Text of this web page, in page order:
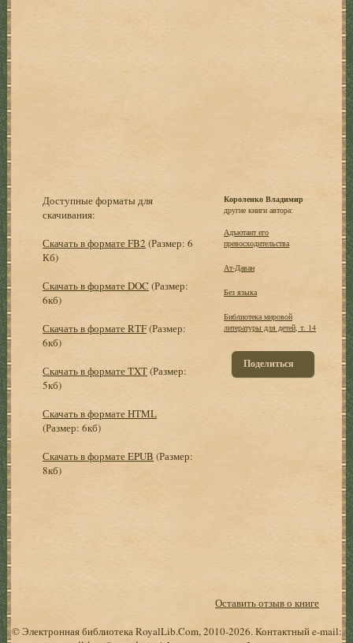
Доступные форматы для
скачивания:
Скачать в формате FB2 (Размер: 6
Кб)
Скачать в формате DOC (Размер:
6кб)
Скачать в формате RTF(Размер:
6кб)
Скачать в формате TXT(Размер:
5кб)
Скачать в формате HTML
(Размер: 6кб)
Скачать в формате EPUB (Размер:
8кб)
Короленко Владимир
другие книги автора:
Адъютант его
превосходительства
Ат-Даван
Без языка
Библиотека мировой
литературы для детей, т. 14
Поделиться
Оставить отзыв о книге
© Электронная библиотека RoyalLib.Com, 2010-2026. Контактный e-mail: